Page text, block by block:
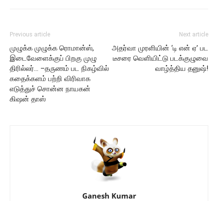
Previous article
முழுக்க முழுக்க ரொமான்ஸ்,
இடைவேளைக்குப் பிறகு முழு
திரில்லர்… –தருணம் பட நிகழ்வில்
கதைக்களம் பற்றி விரிவாக
எடுத்துச் சொன்ன நாயகன்
கிஷன் தாஸ்
Next article
அதர்வா முரளியின் ‘டி என் ஏ’ பட
டீசரை வெளியிட்டு படக்குழுவை
வாழ்த்திய தனுஷ்!
Ganesh Kumar